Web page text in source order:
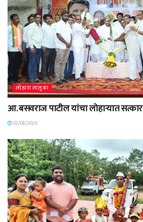
लोहारा तालुका
आ. बसवराज पाटील यांचा लोहाऱ्यात सत्कार
02/08/2026